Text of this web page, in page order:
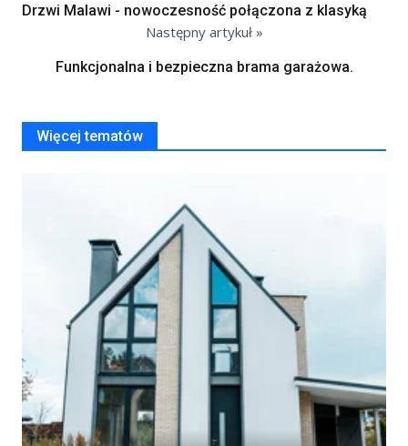
Drzwi Malawi - nowoczesność połączona z klasyką
Następny artykuł »
Funkcjonalna i bezpieczna brama garażowa.
Więcej tematów